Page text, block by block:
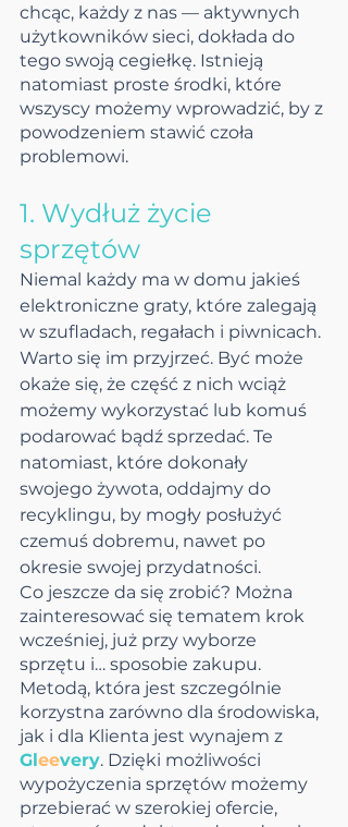
chcąc, każdy z nas — aktywnych
użytkowników sieci, dokłada do
tego swoją cegiełkę. Istnieją
natomiast proste środki, które
wszyscy możemy wprowadzić, by z
powodzeniem stawić czoła
problemowi.
1. Wydłuż życie
sprzętów
Niemal każdy ma w domu jakieś
elektroniczne graty, które zalegają
w szufladach, regałach i piwnicach.
Warto się im przyjrzeć. Być może
okaże się, że część z nich wciąż
możemy wykorzystać lub komuś
podarować bądź sprzedać. Te
natomiast, które dokonały
swojego żywota, oddajmy do
recyklingu, by mogły posłużyć
czemuś dobremu, nawet po
okresie swojej przydatności.
Co jeszcze da się zrobić? Można
zainteresować się tematem krok
wcześniej, już przy wyborze
sprzętu i… sposobie zakupu.
Metodą, która jest szczególnie
korzystna zarówno dla środowiska,
jak i dla Klienta jest wynajem z
Gleevery. Dzięki możliwości
wypożyczenia sprzętów możemy
przebierać w szerokiej ofercie,